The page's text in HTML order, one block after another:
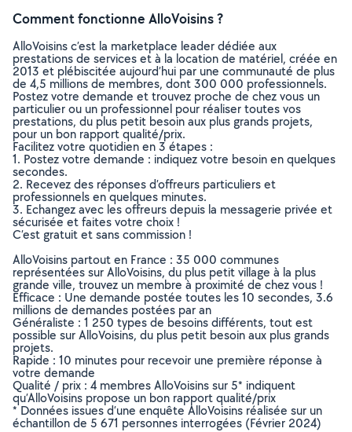
Comment fonctionne AlloVoisins ?
AlloVoisins c’est la marketplace leader dédiée aux
prestations de services et à la location de matériel, créée en
2013 et plébiscitée aujourd’hui par une communauté de plus
de 4,5 millions de membres, dont 300 000 professionnels.
Postez votre demande et trouvez proche de chez vous un
particulier ou un professionnel pour réaliser toutes vos
prestations, du plus petit besoin aux plus grands projets,
pour un bon rapport qualité/prix.
Facilitez votre quotidien en 3 étapes :
1. Postez votre demande : indiquez votre besoin en quelques
secondes.
2. Recevez des réponses d’offreurs particuliers et
professionnels en quelques minutes.
3. Echangez avec les offreurs depuis la messagerie privée et
sécurisée et faites votre choix !
C’est gratuit et sans commission !
AlloVoisins partout en France : 35 000 communes
représentées sur AlloVoisins, du plus petit village à la plus
grande ville, trouvez un membre à proximité de chez vous !
Efficace : Une demande postée toutes les 10 secondes, 3.6
millions de demandes postées par an
Généraliste : 1 250 types de besoins différents, tout est
possible sur AlloVoisins, du plus petit besoin aux plus grands
projets.
Rapide : 10 minutes pour recevoir une première réponse à
votre demande
Qualité / prix : 4 membres AlloVoisins sur 5* indiquent
qu’AlloVoisins propose un bon rapport qualité/prix
* Données issues d’une enquête AlloVoisins réalisée sur un
échantillon de 5 671 personnes interrogées (Février 2024)